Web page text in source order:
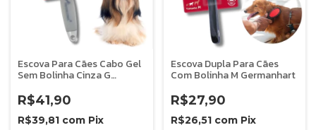
Escova Para Cães Cabo Gel
Sem Bolinha Cinza G
R$41,90
R$39,81 com Pix
Escova Dupla Para Cães
Com Bolinha M Germanhart
R$27,90
R$26,51 com Pix